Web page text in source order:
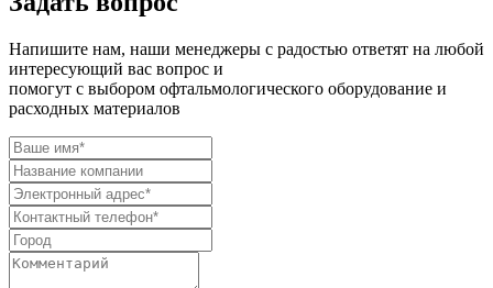
Напишите нам, наши менеджеры с радостью ответят на любой
интересующий вас вопрос и
помогут с выбором офтальмологического оборудование и
расходных материалов